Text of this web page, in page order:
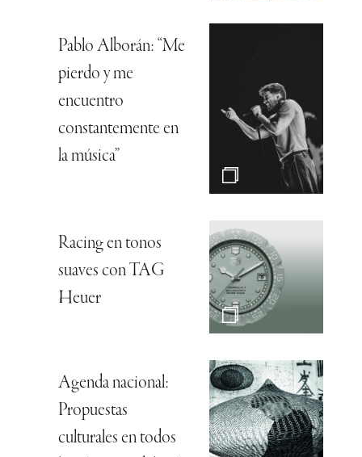
Pablo Alborán: “Me
pierdo y me
encuentro
constantemente en
la música”
Racing en tonos
suaves con TAG
Heuer
Agenda nacional:
Propuestas
culturales en todos